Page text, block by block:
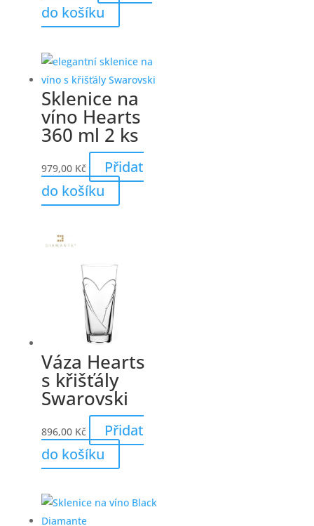
do košíku
Sklenice na
víno Hearts
360 ml 2 ks
979,00 Kč
Přidat
do košíku
Váza Hearts
s křišťály
Swarovski
896,00 Kč
Přidat
do košíku